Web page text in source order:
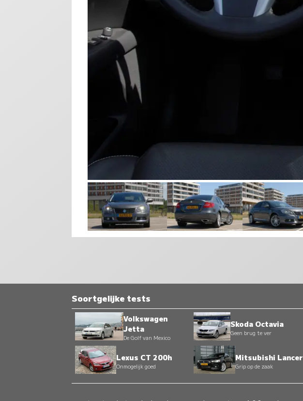
Soortgelijke tests
Volkswagen
Jetta
De Golf van Mexico
Skoda Octavia
Geen brug te ver
Lexus CT 200h
Onmogelijk goed
Mitsubishi Lancer
Grip op de zaak